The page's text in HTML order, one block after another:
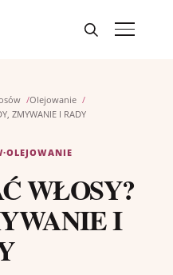
OtwórzOtwórz
Olejowanie
ZMYWANIE I RADY
·OLEJOWANIE
WŁOSY?
I